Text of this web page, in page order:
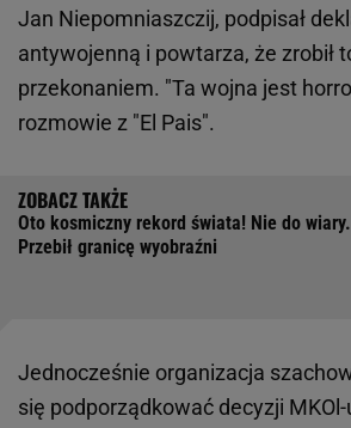
Jan Niepomniaszczij, podpisał
antywojenną i powtarza, że zrobił
przekonaniem. "Ta wojna jest
rozmowie z "El Pais".
Oto kosmiczny rekord świata! Nie do wiary.
Przebił granicę wyobraźni
Jednocześnie organizacja
się podporządkować decyzji